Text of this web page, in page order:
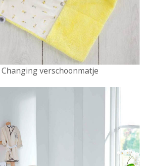
verschoonmatje